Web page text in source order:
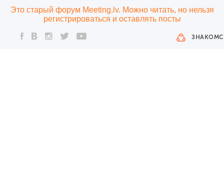
Это старый форум Meeting.lv. Можно читать, но нельзя
регистрироваться и оставлять посты